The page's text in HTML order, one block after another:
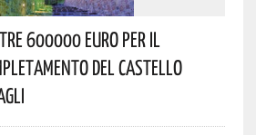
600000 Euro Per Il
Del Castello